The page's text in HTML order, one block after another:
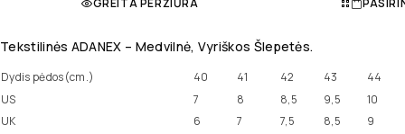
Tekstilinės ADANEX – Medvilnė, Vyriškos Šlepetės.
Dydis pėdos(cm.) 40 41 42 43
44
US
7 8 8,5 9,5
10
UK
6 7 7,5 8,5
9